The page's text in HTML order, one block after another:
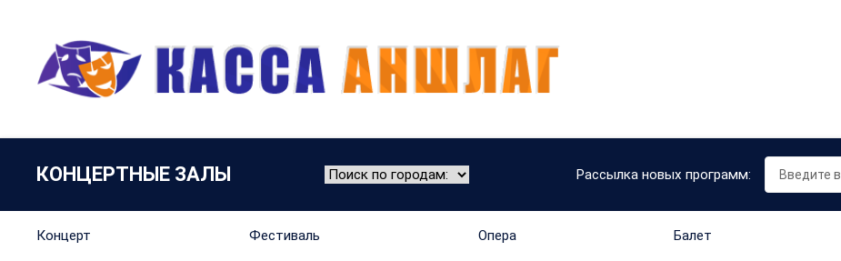
КОНЦЕРТНЫЕ ЗАЛЫ Рассылка новых программ:
Концерт Фестиваль Опера Балет